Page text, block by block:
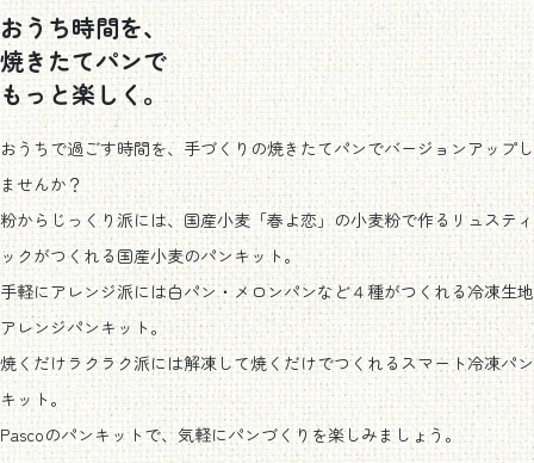
おうち時間を、
焼きたてパンで
もっと楽しく。
おうちで過ごす時間を、手づくりの焼きたてパンでバージョンアップし
ませんか？
粉からじっくり派には、国産小麦「春よ恋」の小麦粉で作るリュスティ
ックがつくれる国産小麦のパンキット。
手軽にアレンジ派には白パン・メロンパンなど４種がつくれる冷凍生地
アレンジパンキット。
焼くだけラクラク派には解凍して焼くだけでつくれるスマート冷凍パン
キット。
Pascoのパンキットで、気軽にパンづくりを楽しみましょう。